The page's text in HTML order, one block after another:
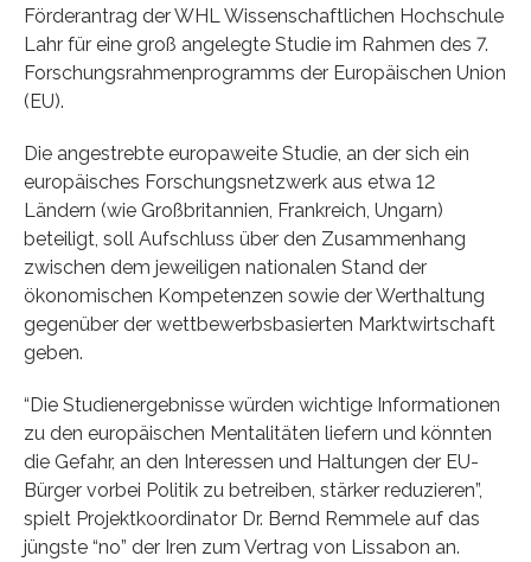
Förderantrag der WHL Wissenschaftlichen Hochschule
Lahr für eine groß angelegte Studie im Rahmen des 7.
Forschungsrahmenprogramms der Europäischen Union
(EU).
Die angestrebte europaweite Studie, an der sich ein
europäisches Forschungsnetzwerk aus etwa 12
Ländern (wie Großbritannien, Frankreich, Ungarn)
beteiligt, soll Aufschluss über den Zusammenhang
zwischen dem jeweiligen nationalen Stand der
ökonomischen Kompetenzen sowie der Werthaltung
gegenüber der wettbewerbsbasierten Marktwirtschaft
geben.
“Die Studienergebnisse würden wichtige Informationen
zu den europäischen Mentalitäten liefern und könnten
die Gefahr, an den Interessen und Haltungen der EU-
Bürger vorbei Politik zu betreiben, stärker reduzieren”,
spielt Projektkoordinator Dr. Bernd Remmele auf das
jüngste “no” der Iren zum Vertrag von Lissabon an.